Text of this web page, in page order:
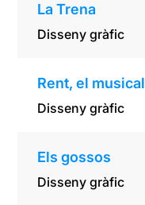
La Trena
Disseny gràfic
Rent, el musical
Disseny gràfic
Els gossos
Disseny gràfic